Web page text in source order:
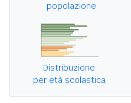
popolazione
Distribuzione
per età scolastica